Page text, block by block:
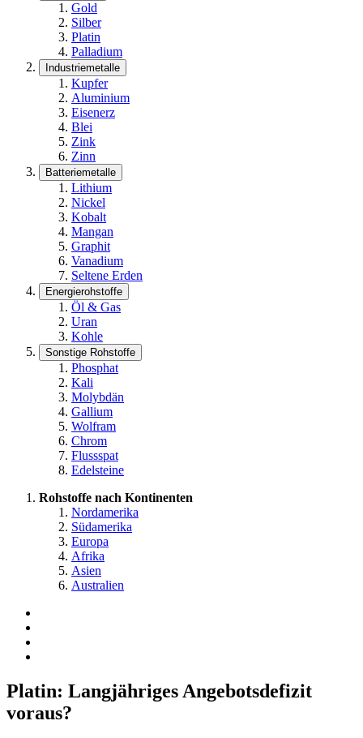
Gold
Silber
Platin
Palladium
Industriemetalle
Kupfer
Aluminium
Eisenerz
Blei
Zink
Zinn
Batteriemetalle
Lithium
Nickel
Kobalt
Mangan
Graphit
Vanadium
Seltene Erden
Energierohstoffe
Öl & Gas
Uran
Kohle
Sonstige Rohstoffe
Phosphat
Kali
Molybdän
Gallium
Wolfram
Chrom
Flussspat
Edelsteine
Rohstoffe nach Kontinenten
Nordamerika
Südamerika
Europa
Afrika
Asien
Australien
Platin: Langjähriges Angebotsdefizit
voraus?